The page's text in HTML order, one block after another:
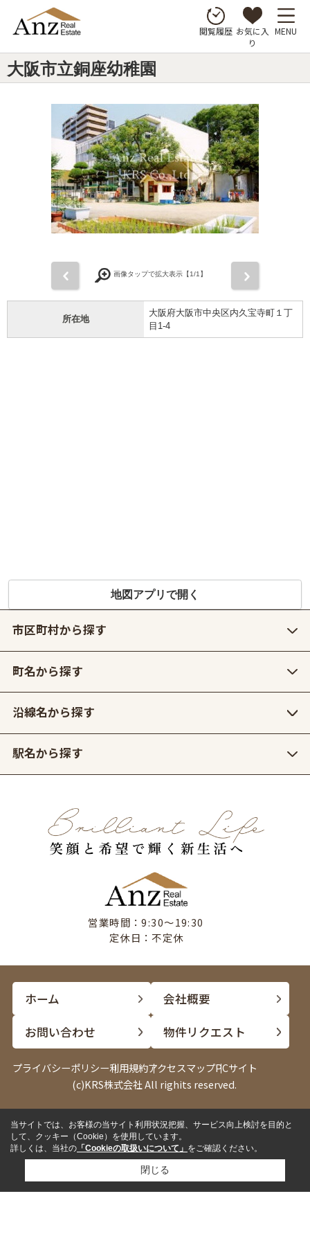
閲覧履歴 お気に入
り
MENU
大阪市立銅座幼稚園
画像タップで拡大表示【1/1】
所在地
大阪府大阪市中央区内久宝寺町１丁
目1-4
地図アプリで開く
市区町村から探す
町名から探す
沿線名から探す
駅名から探す
営業時間：9:30〜19:30
定休日：不定休
ホーム
会社概要
お問い合わせ
物件リクエスト
プライバシーポリシー利用規約アクセスマップPCサイト
(c)KRS株式会社 All righits reserved.
電話 LINE
来店予約 ✓来店して相談したい
✓内見したい物件がある
当サイトでは、お客様の当サイト利用状況把握、サービス向上検討を目的と
して、クッキー（Cookie）を使用しています。
詳しくは、当社の 「Cookieの取扱いについて」 をご確認ください。
閉じる